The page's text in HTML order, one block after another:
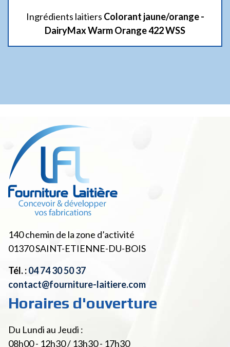
Ingrédients laitiers Colorant jaune/orange -
DairyMax Warm Orange 422 WSS
140 chemin de la zone d’activité
01370SAINT-ETIENNE-DU-BOIS
Tél. :04 74 30 50 37
contact@fourniture-laitiere.com
Horaires d'ouverture
Du Lundi au Jeudi :
08h00 - 12h30 / 13h30 - 17h30